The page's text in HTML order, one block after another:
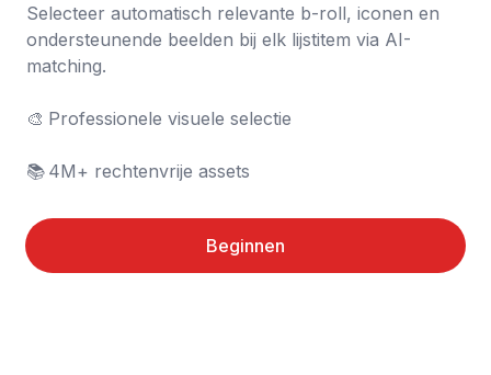
Selecteer automatisch relevante b-roll, iconen en
ondersteunende beelden bij elk lijstitem via AI-
matching.
🎨	Professionele visuele selectie
📚	4M+ rechtenvrije assets
Beginnen